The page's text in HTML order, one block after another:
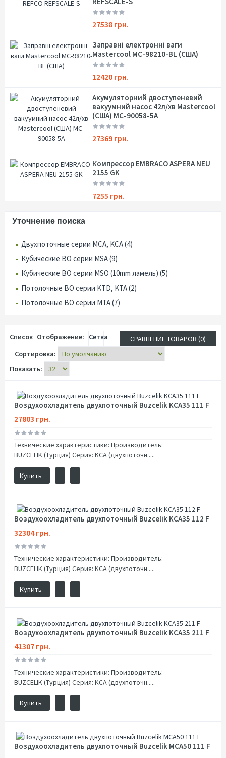
27538 грн.
Заправні електронні ваги
Mastercool MC-98210-BL (США)
12420 грн.
Акумуляторний двоступеневий
вакуумний насос 42л/хв Mastercool
(США) MC-90058-5A
27369 грн.
Компрессор EMBRACO ASPERA NEU
2155 GK
7255 грн.
Уточнение поиска
Двухпоточные серии MCA, KCA (4)
Кубические ВО серии MSA (9)
Кубические ВО серии MSO (10mm ламель) (5)
Потолочные ВО серии KTD, KTA (2)
Потолочные ВО серии MTA (7)
Список Отображение: Сетка
СРАВНЕНИЕ ТОВАРОВ (0)
Сортировка:
Показать:
Воздухоохладитель двухпоточный Buzcelik KCA35 111 F
27803 грн.
Технические характеристики: Производитель:
BUZCELIK (Турция) Серия: KCA (двухпоточн.....
Купить
Воздухоохладитель двухпоточный Buzcelik KCA35 112 F
32304 грн.
Технические характеристики: Производитель:
BUZCELIK (Турция) Серия: KCA (двухпоточн.....
Купить
Воздухоохладитель двухпоточный Buzcelik KCA35 211 F
41307 грн.
Технические характеристики: Производитель:
BUZCELIK (Турция) Серия: KCA (двухпоточн.....
Купить
Воздухоохладитель двухпоточный Buzcelik MCA50 111 F